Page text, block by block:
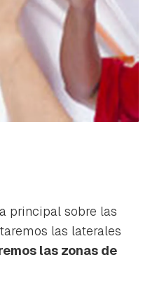
principal sobre las
las laterales
las zonas de